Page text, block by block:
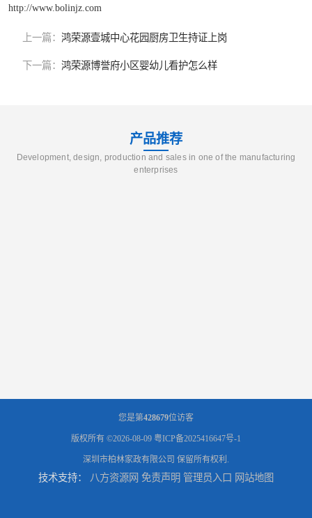
http://www.bolinjz.com
上一篇： 鸿荣源壹城中心花园厨房卫生持证上岗
下一篇： 鸿荣源博誉府小区婴幼儿看护怎么样
产品推荐
Development, design, production and sales in one of the manufacturing
enterprises
您是第428679位访客
版权所有 ©2026-08-09 粤ICP备2025416647号-1
深圳市柏林家政有限公司 保留所有权利.
技术支持： 八方资源网 免责声明 管理员入口 网站地图